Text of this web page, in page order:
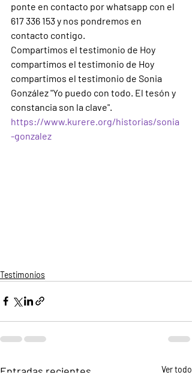
ponte en contacto por whatsapp con el
617 336 153 y nos pondremos en
contacto contigo.
Compartimos el testimonio de Hoy
compartimos el testimonio de Hoy
compartimos el testimonio de Sonia
González "Yo puedo con todo. El tesón y
constancia son la clave".
https://www.kurere.org/historias/sonia
-gonzalez
Testimonios
Entradas recientes Ver todo